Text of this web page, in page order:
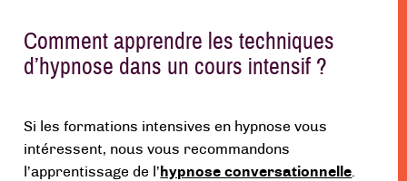
Comment apprendre les techniques
d’hypnose dans un cours intensif ?
Si les formations intensives en hypnose vous
intéressent, nous vous recommandons
l’apprentissage de l’ hypnose conversationnelle.